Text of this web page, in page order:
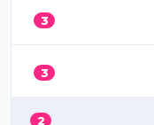
3
3
2